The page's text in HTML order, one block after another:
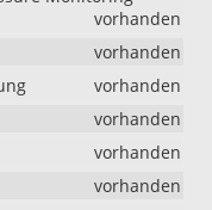
vorhanden
vorhanden
vorhanden
vorhanden
vorhanden
vorhanden